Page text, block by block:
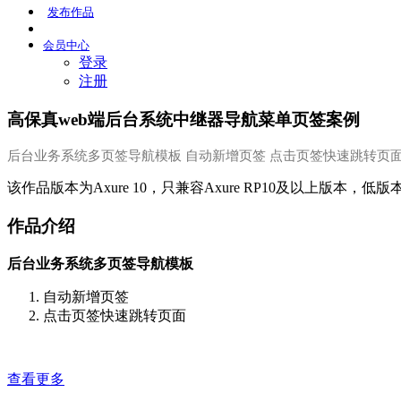
发布作品
会员中心
登录
注册
高保真web端后台系统中继器导航菜单页签案例
后台业务系统多页签导航模板 自动新增页签 点击页签快速跳转页
该作品版本为Axure 10，只兼容Axure RP10及以上版本，低版
作品介绍
后台业务系统多页签导航模板
自动新增页签
点击页签快速跳转页面
查看更多